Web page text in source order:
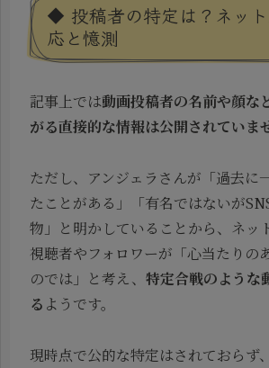
◆ 投稿者の特定は？ネッ
応と憶測
記事上では動画投稿者の名前や顔な
がる直接的な情報は公開されていま
ただし、アンジェラさんが「過去に
たことがある」「有名ではないが
物」と明かしていることから、ネッ
視聴者やフォロワーが「心当たりの
のでは」と考え、 特定合戦のような
る ようです。
現時点で公的な特定はされておらず